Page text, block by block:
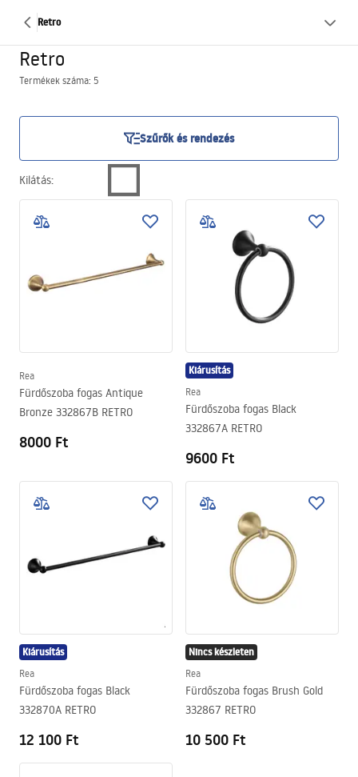
Retro
Retro
Termékek száma: 5
Szűrők és rendezés
Kilátás:
Rea
Fürdőszoba fogas Antique
Bronze 332867B RETRO
8000 Ft
Kiárusítás
Rea
Fürdőszoba fogas Black
332867A RETRO
9600 Ft
Kiárusítás
Rea
Fürdőszoba fogas Black
332870A RETRO
12 100 Ft
Nincs készleten
Rea
Fürdőszoba fogas Brush Gold
332867 RETRO
10 500 Ft